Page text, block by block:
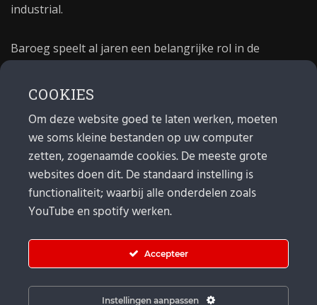
industrial.
Baroeg speelt al jaren een belangrijke rol in de
culturele sector van Rotterdam. In 1981 begon Baroeg
poppodium 40 jaar.
MAIL
Algemeen: info@baroeg.nl
Bands & boeking: leon@baroeg.nl
Promotie & publiciteit: francis@baroeg.nl
COOKIES
Om deze website goed te laten werken, moeten
we soms kleine bestanden op uw computer
zetten, zogenaamde cookies. De meeste grote
websites doen dit. De standaard instelling is
functionaliteit; waarbij alle onderdelen zoals
YouTube en spotify werken.
Accepteer
Instellingen aanpassen